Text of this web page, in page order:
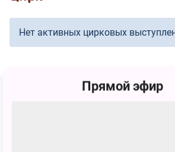
Нет активных цирковых
Подпишитесь на наши новостиПрямой эфир